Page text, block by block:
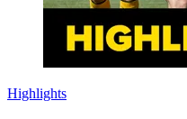
Highlights